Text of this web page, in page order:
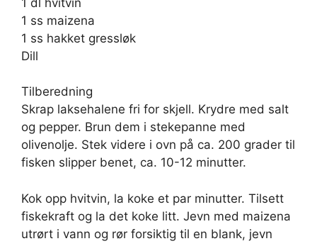
1 ss maizena
1 ss hakket gressløk
Dill
Tilberedning
Skrap laksehalene fri for skjell. Krydre med salt
og pepper. Brun dem i stekepanne med
olivenolje. Stek videre i ovn på ca. 200 grader til
fisken slipper benet, ca. 10-12 minutter.
Kok opp hvitvin, la koke et par minutter. Tilsett
fiskekraft og la det koke litt. Jevn med maizena
utrørt i vann og rør forsiktig til en blank, jevn